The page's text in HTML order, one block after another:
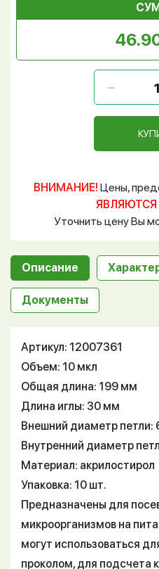
ВНИМАНИЕ! Цены,
ЯВЛЯЮТСЯ
Уточнить цену Вы
Описание
Документы
Артикул: 12007361
Объем: 10 мкл
Общая длина: 199 мм
Длина иглы: 30 мм
Внешний диаметр петли:
Внутренний диаметр
Материал: акрилостирол
Упаковка: 10 шт.
Предназначены для
микроорганизмов на
могут использоваться
проколом, для подсчета